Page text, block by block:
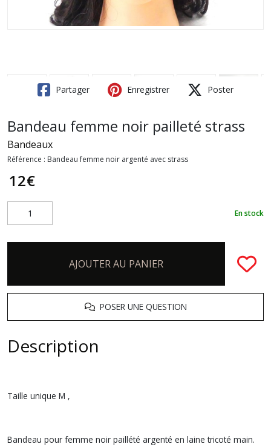
Partager Enregistrer Poster
Bandeau femme noir pailleté strass
Bandeaux
Référence : Bandeau femme noir argenté avec strass
12€
En stock
AJOUTER AU PANIER
POSER UNE QUESTION
Description
Taille unique M ,
Bandeau pour femme noir paillété argenté en laine tricoté main.